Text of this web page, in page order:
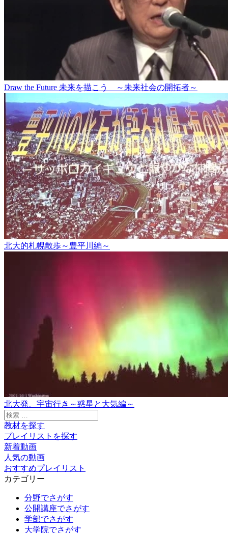
Draw the Future 未来を描こう ～未来社会の開拓者～
北大的札幌散歩～豊平川編～
北大発、宇宙行き～惑星と大気編～
検
索:
教材を探す
プレイリストを探す
新着動画
人気の動画
おすすめプレイリスト
カテゴリー
分野でさがす
公開講座でさがす
学部でさがす
大学院でさがす